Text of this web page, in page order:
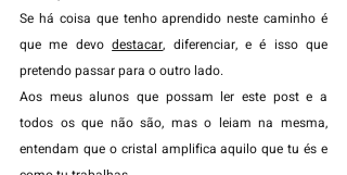
Se há coisa que tenho aprendido neste caminho é
que me devo destacar, diferenciar, e é isso que
pretendo passar para o outro lado.
Aos meus alunos que possam ler este post e a
todos os que não são, mas o leiam na mesma,
entendam que o cristal amplifica aquilo que tu és e